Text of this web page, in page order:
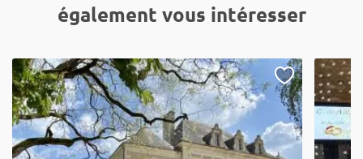
également vous intéresser